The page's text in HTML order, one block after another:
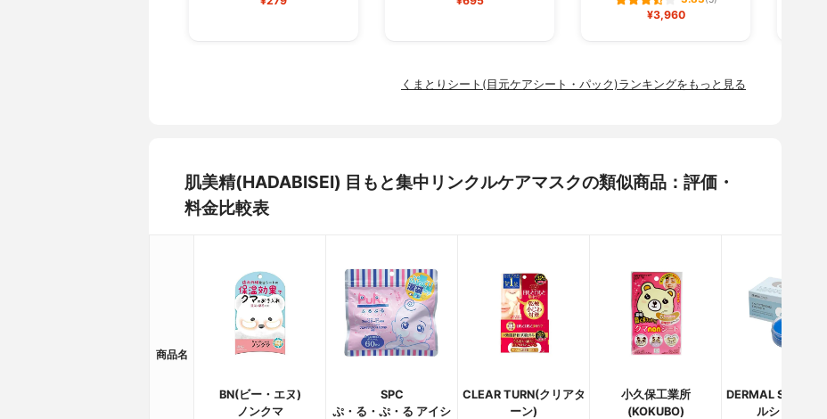
¥3,960
くまとりシート(目元ケアシート・パック)ランキングをもっと見る
肌美精(HADABISEI) 目もと集中リンクルケアマスクの類似商品：評価・
料金比較表
商品名
BN(ビー・エヌ)
ノンクマ
SPC
ぷ・る・ぷ・る アイシ
CLEAR TURN(クリアタ
ーン)
小久保工業所
(KOKUBO)
DERMAL SHOP(ダ
ルショップ)